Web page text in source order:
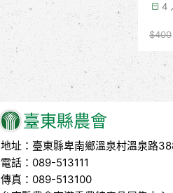
4
$400
臺東縣農會
地址：臺東縣卑南鄉溫泉村溫泉路
電話：089-513111
傳真：089-513100